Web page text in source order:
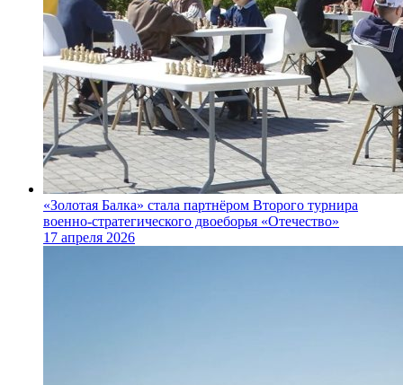
«Золотая Балка» стала партнёром Второго турнира
военно‑стратегического двоеборья «Отечество»
17 апреля 2026